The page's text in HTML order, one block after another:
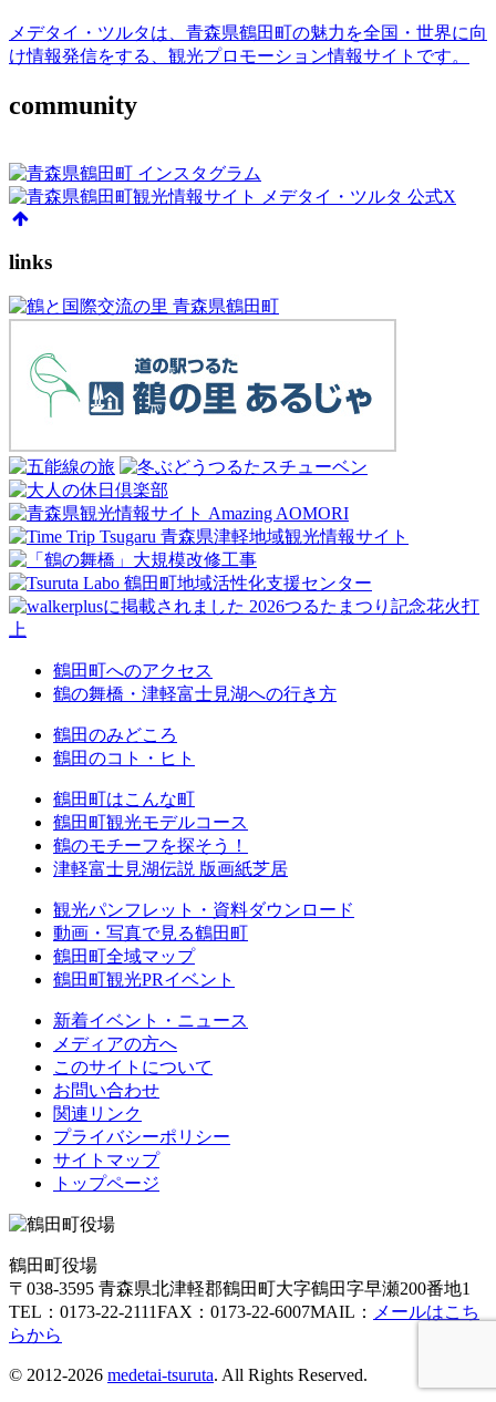
メデタイ・ツルタは、青森県鶴田町の魅力を全国・世界に向
け情報発信をする、観光プロモーション情報サイトです。
community
links
鶴田町へのアクセス
鶴の舞橋・津軽富士見湖への行き方
鶴田のみどころ
鶴田のコト・ヒト
鶴田町はこんな町
鶴田町観光モデルコース
鶴のモチーフを探そう！
津軽富士見湖伝説 版画紙芝居
観光パンフレット・資料ダウンロード
動画・写真で見る鶴田町
鶴田町全域マップ
鶴田町観光PRイベント
新着イベント・ニュース
メディアの方へ
このサイトについて
お問い合わせ
関連リンク
プライバシーポリシー
サイトマップ
トップページ
鶴田町役場
〒038-3595 青森県北津軽郡鶴田町大字鶴田字早瀬200番地1
TEL：0173-22-2111FAX：0173-22-6007MAIL：
メールはこち
らから
© 2012-2026 medetai-tsuruta. All Rights Reserved.